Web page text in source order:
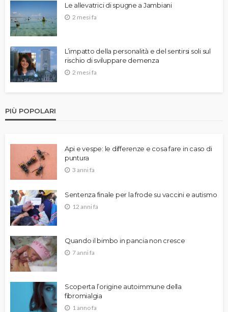
Le allevatrici di spugne a Jambiani
2 mesi fa
L’impatto della personalità e del sentirsi soli sul
rischio di sviluppare demenza
2 mesi fa
PIÙ POPOLARI
Api e vespe: le differenze e cosa fare in caso di
puntura
3 anni fa
Sentenza finale per la frode su vaccini e autismo
12 anni fa
Quando il bimbo in pancia non cresce
7 anni fa
Scoperta l’origine autoimmune della
fibromialgia
1 anno fa